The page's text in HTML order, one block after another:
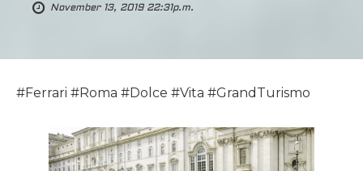
November 13, 2019 22:31p.m.
#Ferrari #Roma #Dolce #Vita #GrandTurismo